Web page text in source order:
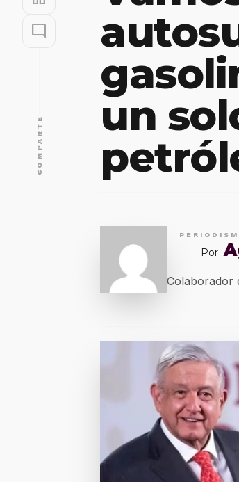
mode_comment
COMPARTE
un
Por
Colaborador